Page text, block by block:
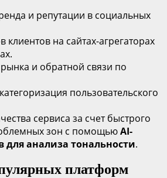
и репутации в социальных
клиентов на сайтах-агрегаторах
и обратной связи по
пользовательского
сервиса за счет быстрого
зон с помощьюAI-
для анализа тональности.
платформ